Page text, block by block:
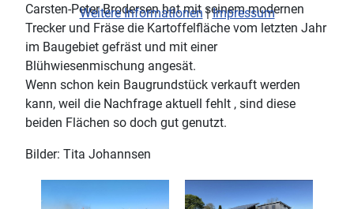
Carsten-Peter Brodersen hat mit seinem modernen
Trecker und Fräse die Kartoffelfläche vom letzten Jahr
im Baugebiet gefräst und mit einer
Blühwiesenmischung angesät.
Wenn schon kein Baugrundstück verkauft werden
kann, weil die Nachfrage aktuell fehlt , sind diese
beiden Flächen so doch gut genutzt.
Bilder: Tita Johannsen
Weitere Informationen|Impressum